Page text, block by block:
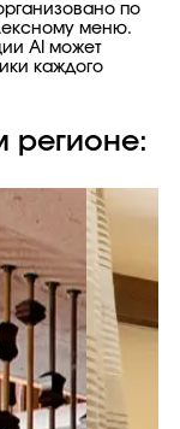
по
меню.
AI может
каждого
регионе: